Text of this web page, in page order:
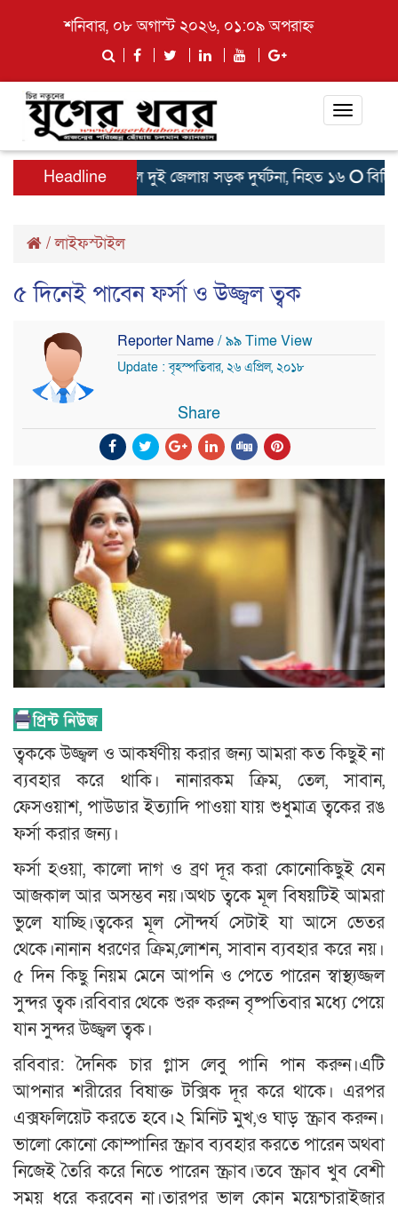
শনিবার, ০৮ অগাস্ট ২০২৬, ০১:০৯ অপরাহ্ন
Toggle
Headline
সকালে দুই জেলায় সড়ক দুর্ঘটনা, নিহত ১৬ বিটিভির
/লাইফস্টাইল
৫ দিনেই পাবেন ফর্সা ও উজ্জ্বল ত্বক
Reporter Name/ ৯৯ Time View
Update : বৃহস্পতিবার, ২৬ এপ্রিল, ২০১৮
Share
ত্বককে উজ্জ্বল ও আকর্ষণীয় করার জন্য আমরা কত কিছুই না
ব্যবহার করে থাকি। নানারকম ক্রিম, তেল, সাবান,
ফেসওয়াশ, পাউডার ইত্যাদি পাওয়া যায় শুধুমাত্র ত্বকের রঙ
ফর্সা করার জন্য।
ফর্সা হওয়া, কালো দাগ ও ব্রণ দূর করা কোনোকিছুই যেন
আজকাল আর অসম্ভব নয়।অথচ ত্বকে মূল বিষয়টিই আমরা
ভুলে যাচ্ছি।ত্বকের মূল সৌন্দর্য সেটাই যা আসে ভেতর
থেকে।নানান ধরণের ক্রিম,লোশন, সাবান ব্যবহার করে নয়।
৫ দিন কিছু নিয়ম মেনে আপনি ও পেতে পারেন স্বাস্থ্যজ্জল
সুন্দর ত্বক।রবিবার থেকে শুরু করুন বৃষ্পতিবার মধ্যে পেয়ে
যান সুন্দর উজ্জ্বল ত্বক।
রবিবার: দৈনিক চার গ্লাস লেবু পানি পান করুন।এটি
আপনার শরীরের বিষাক্ত টক্সিক দূর করে থাকে। এরপর
এক্সফলিয়েট করতে হবে।২ মিনিট মুখ,ও ঘাড় স্ক্রাব করুন।
ভালো কোনো কোম্পানির স্ক্রাব ব্যবহার করতে পারেন অথবা
নিজেই তৈরি করে নিতে পারেন স্ক্রাব।তবে স্ক্রাব খুব বেশী
সময় ধরে করবেন না।তারপর ভাল কোন ময়েশ্চারাইজার